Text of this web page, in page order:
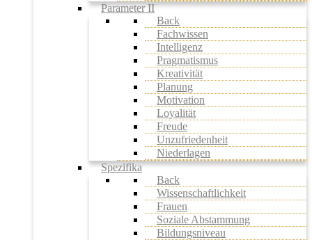
Parameter II
Back
Fachwissen
Intelligenz
Pragmatismus
Kreativität
Planung
Motivation
Loyalität
Freude
Unzufriedenheit
Niederlagen
Spezifika
Back
Wissenschaftlichkeit
Frauen
Soziale Abstammung
Bildungsniveau